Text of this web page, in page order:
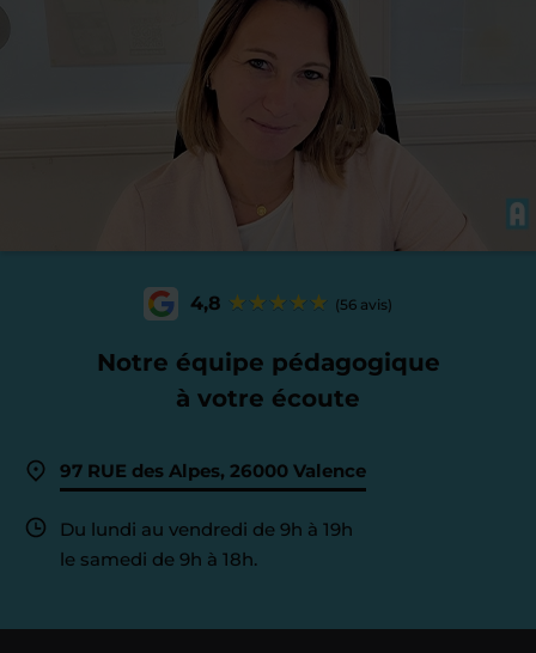
4,8 (56 avis)
Notre équipe pédagogique
à votre écoute
97 RUE des Alpes, 26000 Valence
Du lundi au vendredi de 9h à 19h
le samedi de 9h à 18h.